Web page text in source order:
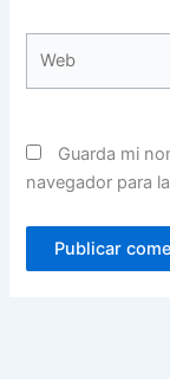
Guarda mi
navegador para